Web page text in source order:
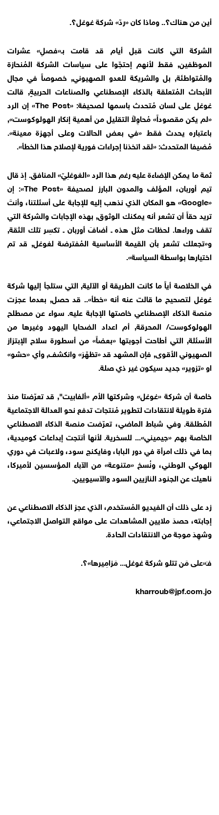
أين من هناك؟.. وماذا كان «ردّ» شركة غوغل؟.
الشركة التي كانت قبل أيام قد قامت بـ«فصلِ» عشرات
الموظفين, فقط لأنهم إحتجّوا على سياسات الشركة المُنحازة
والمُتواطئة, بل والشريكة للعدو الصهيوني, خصوصاً في مجال
الأبحاث المُتعلقة بالذكاء الإصطناعي والصناعات الحربيةٍ, قالت
غوغل على لسان مُتحدث باسمها لصحيفة: «The Post» إن الرد
«لم يكن مقصوداً» مُحاوِلاً التقليل من أهمية إنكار الهولوكوست»,
باعتباره يحدث فقط «في بعض الحالات وعلى أجهزة معينة».
مُضيفا المتحدث: «لقد اتخذنا إجراءات فورية لإصلاح هذا الخطأ».
ثمة ما يمكن الإضاءة عليه رغم هذا الرد «الغوغلِيّ» المنافق. إذ قال
تيم أوربان، المؤلف والمدون البارز لصحيفة «The Post»: إن
«Google» هو المكان الذي نذهب إليه للإجابة على أسئلتنا، وأنتَ
تريد حقاً أن تشعر أنه يمكنك الوثوق, بهذه الإجابات والشركة التي
تقف وراءها. لحظات مثل هذه ـ أضافَ أوربان ـ تكسِر تلك الثقة,
و«تجعلك تشعر بأن القيمة الأساسية المُفترضة لغوغل, قد تم
اختيارها بواسطة السياسة».
في الخلاصة أياً ما كانت الطريقة أو الآلية, التي ستلجأ إليها شركة
غوغل لتصحيح ما قالت عنه أنه «خطأ».. قد حصل, بعدما عجزت
منصة الذكاء الإصطناعي خاصتها الإجابة عليه. سواء عن مصطلح
الهولوكوست/ المحرقة, أم اعداد الضحايا اليهود وغيرها من
الأسئلة, التي أطاحت أجوبتها «بعضاً» من أسطورة سلاح الإبتزاز
الصهيوني الأقوى, فإن المشهد قد «تظهّرَ» وانكشف, وأي «حشو»
او «تزوير» جديد سيكون غير ذي صلة.
خاصة أن شركة «غوغل» وشركتها الأم «ألفابيت", قد تعرّضتا منذ
فترة طويلة لانتقادات لتطوير مُنتجات تدفع نحو العدالة الاجتماعية
المُطلقة. وفي شباط الماضي، تعرّضت منصة الذكاء الاصطناعي
الخاصة بهم «جيميني»... للسخرية. لأنها أنتجت إبداعات كوميدية،
بما في ذلك امرأة في دور البابا، وفايكنج سود، ولاعبات في دوري
الهوكي الوطني، ونُسخ «متنوعة» من الآباء المؤسسين لأميركا،
ناهيك عن الجنود النازيين السود والآسيويين.
زد على ذلك أن الفيديو المُستخدم، الذي عجز الذكاء الاصطناعي عن
إجابته، حصدَ ملايين المشاهدات على مواقع التواصل الاجتماعي،
وشهِدَ موجة من الانتقادات الحادة.
فـَ«على مَن تتلو شركة غوغل... مَزامِيرها»؟.
kharroub@jpf.com.jo